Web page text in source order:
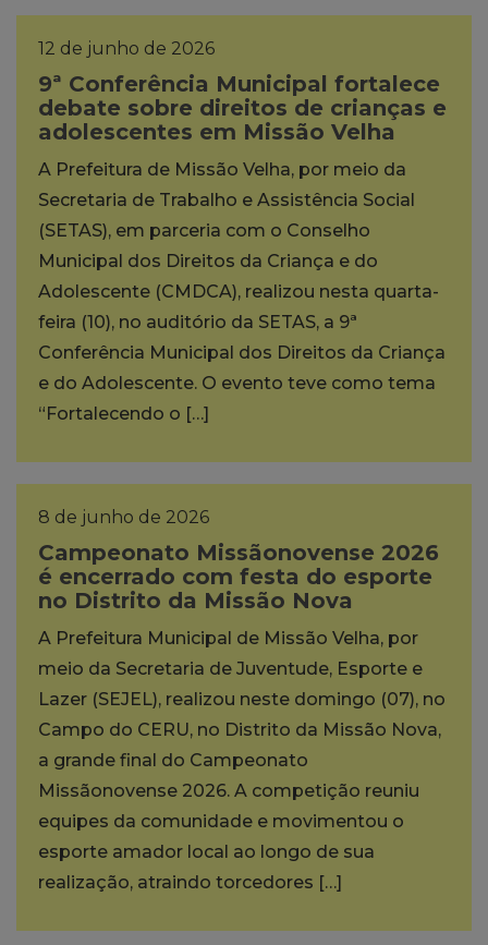
12 de junho de 2026
9ª Conferência Municipal fortalece
debate sobre direitos de crianças e
adolescentes em Missão Velha
A Prefeitura de Missão Velha, por meio da
Secretaria de Trabalho e Assistência Social
(SETAS), em parceria com o Conselho
Municipal dos Direitos da Criança e do
Adolescente (CMDCA), realizou nesta quarta-
feira (10), no auditório da SETAS, a 9ª
Conferência Municipal dos Direitos da Criança
e do Adolescente. O evento teve como tema
“Fortalecendo o […]
8 de junho de 2026
Campeonato Missãonovense 2026
é encerrado com festa do esporte
no Distrito da Missão Nova
A Prefeitura Municipal de Missão Velha, por
meio da Secretaria de Juventude, Esporte e
Lazer (SEJEL), realizou neste domingo (07), no
Campo do CERU, no Distrito da Missão Nova,
a grande final do Campeonato
Missãonovense 2026. A competição reuniu
equipes da comunidade e movimentou o
esporte amador local ao longo de sua
realização, atraindo torcedores […]